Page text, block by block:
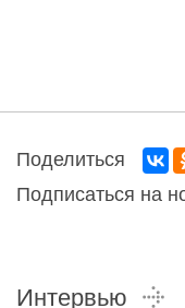
Поделиться
Подписаться на
Интервью